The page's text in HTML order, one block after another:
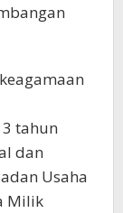
tahun
dan
Usaha
Milik